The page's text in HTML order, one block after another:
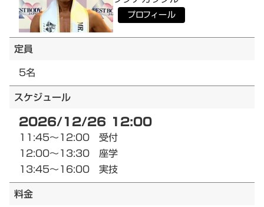
プロフィール
定員
5名
スケジュール
2026/12/26 12:00
11:45～12:00 受付
12:00～13:30 座学
13:45～16:00 実技
料金